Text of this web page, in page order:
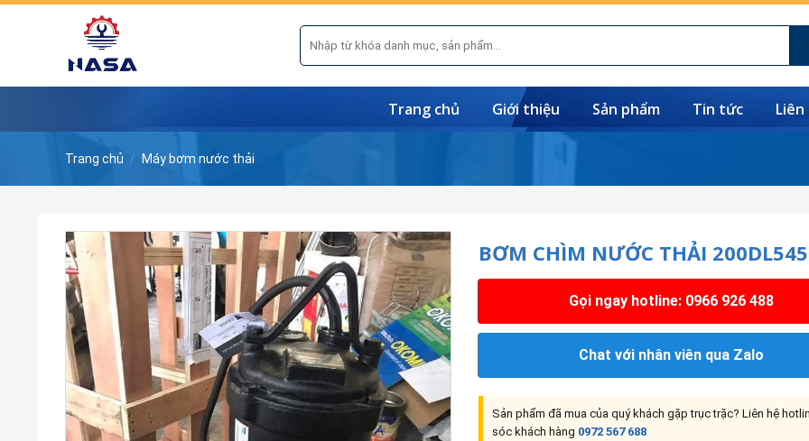
Skip
Tìm
kiếm:
Trang chủ Giới thiệu Sản phẩm Tin tức Liên
Trang chủ / Máy bơm nước thải
BƠM CHÌM NƯỚC THẢI 200DL545
Gọi ngay hotline: 0966 926 488
Chat với nhân viên qua Zalo
Sản phẩm đã mua của quý khách gặp trục trặc? Liên hệ
sóc khách hàng 0972 567 688